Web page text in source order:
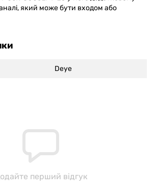
який може бути входом або
Deye
перший відгук